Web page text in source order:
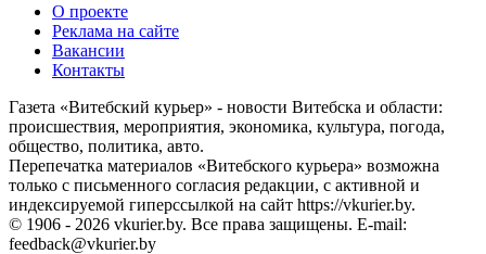
О проекте
Реклама на сайте
Вакансии
Контакты
Газета «Витебский курьер» - новости Витебска и области:
происшествия, мероприятия, экономика, культура, погода,
общество, политика, авто.
Перепечатка материалов «Витебского курьера» возможна
только с письменного согласия редакции, с активной и
индексируемой гиперссылкой на сайт https://vkurier.by.
© 1906 - 2026 vkurier.by. Все права защищены. E-mail:
feedback@vkurier.by